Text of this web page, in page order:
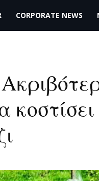
CORPORATE NEWS